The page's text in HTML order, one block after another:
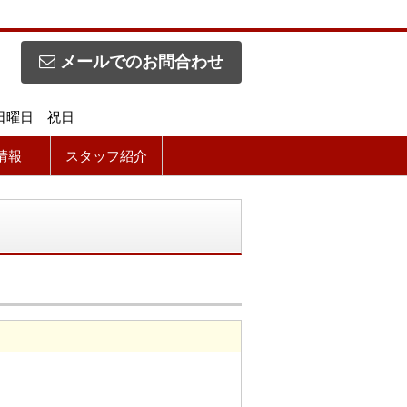
メールでのお問合わせ
曜日 祝日
報 スタッフ紹介